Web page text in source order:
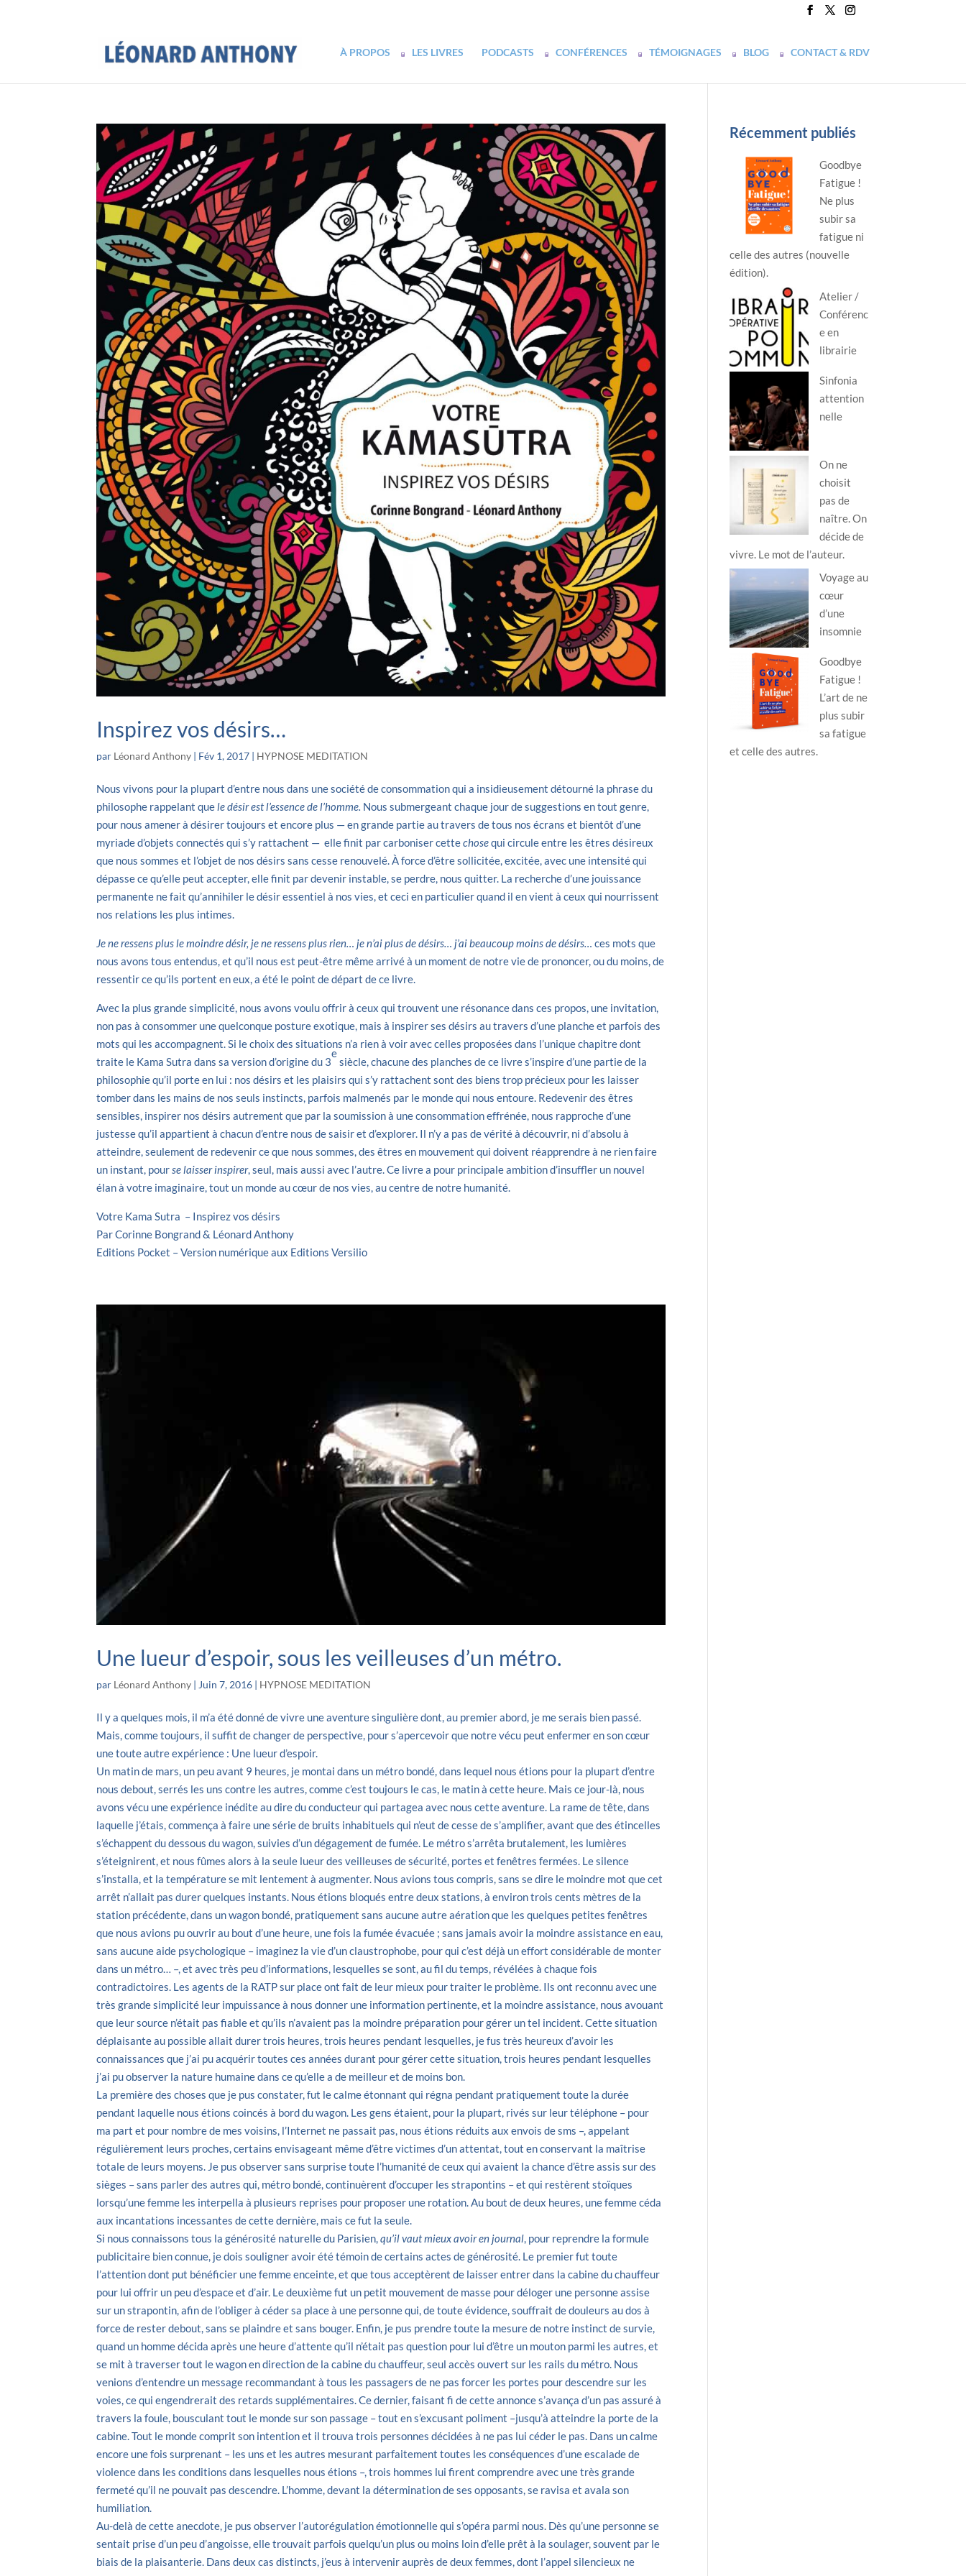
À PROPOS LES LIVRES PODCASTS CONFÉRENCES TÉMOIGNAGES BLOG CONTACT & RDV
Inspirez vos désirs…
par Léonard Anthony | Fév 1, 2017 | HYPNOSE MEDITATION
Nous vivons pour la plupart d’entre nous dans une société de consommation qui a insidieusement détourné la phrase du
philosophe rappelant quele désir est l’essence de l’homme. Nous submergeant chaque jour de suggestions en tout genre,
pour nous amener à désirer toujours et encore plus — en grande partie au travers de tous nos écrans et bientôt d’une
myriade d’objets connectés qui s’y rattachent — elle finit par carboniser cettechosequi circule entre les êtres désireux
que nous sommes et l’objet de nos désirs sans cesse renouvelé. À force d’être sollicitée, excitée, avec une intensité qui
dépasse ce qu’elle peut accepter, elle finit par devenir instable, se perdre, nous quitter. La recherche d’une jouissance
permanente ne fait qu’annihiler le désir essentiel à nos vies, et ceci en particulier quand il en vient à ceux qui nourrissent
nos relations les plus intimes.
Je ne ressens plus le moindre désir, je ne ressens plus rien… je n’ai plus de désirs… j’ai beaucoup moins de désirs… ces mots que
nous avons tous entendus, et qu’il nous est peut-être même arrivé à un moment de notre vie de prononcer, ou du moins, de
ressentir ce qu’ils portent en eux, a été le point de départ de ce livre.
Avec la plus grande simplicité, nous avons voulu offrir à ceux qui trouvent une résonance dans ces propos, une invitation,
non pas à consommer une quelconque posture exotique, mais à inspirer ses désirs au travers d’une planche et parfois des
mots qui les accompagnent. Si le choix des situations n’a rien à voir avec celles proposées dans l’unique chapitre dont
traite le Kama Sutra dans sa version d’origine du 3
e
siècle, chacune des planches de ce livre s’inspire d’une partie de la
philosophie qu’il porte en lui : nos désirs et les plaisirs qui s’y rattachent sont des biens trop précieux pour les laisser
tomber dans les mains de nos seuls instincts, parfois malmenés par le monde qui nous entoure. Redevenir des êtres
sensibles, inspirer nos désirs autrement que par la soumission à une consommation effrénée, nous rapproche d’une
justesse qu’il appartient à chacun d’entre nous de saisir et d’explorer. Il n’y a pas de vérité à découvrir, ni d’absolu à
atteindre, seulement de redevenir ce que nous sommes, des êtres en mouvement qui doivent réapprendre à ne rien faire
un instant, pourse laisser inspirer, seul, mais aussi avec l’autre. Ce livre a pour principale ambition d’insuffler un nouvel
élan à votre imaginaire, tout un monde au cœur de nos vies, au centre de notre humanité.
Votre Kama Sutra – Inspirez vos désirs
Par Corinne Bongrand & Léonard Anthony
Editions Pocket – Version numérique aux Editions Versilio
Une lueur d’espoir, sous les veilleuses d’un métro.
par Léonard Anthony | Juin 7, 2016 | HYPNOSE MEDITATION
Il y a quelques mois, il m’a été donné de vivre une aventure singulière dont, au premier abord, je me serais bien passé.
Mais, comme toujours, il suffit de changer de perspective, pour s’apercevoir que notre vécu peut enfermer en son cœur
une toute autre expérience : Une lueur d’espoir.
Un matin de mars, un peu avant 9 heures, je montai dans un métro bondé, dans lequel nous étions pour la plupart d’entre
nous debout, serrés les uns contre les autres, comme c’est toujours le cas, le matin à cette heure. Mais ce jour-là, nous
avons vécu une expérience inédite au dire du conducteur qui partagea avec nous cette aventure. La rame de tête, dans
laquelle j’étais, commença à faire une série de bruits inhabituels qui n’eut de cesse de s’amplifier, avant que des étincelles
s’échappent du dessous du wagon, suivies d’un dégagement de fumée. Le métro s’arrêta brutalement, les lumières
s’éteignirent, et nous fûmes alors à la seule lueur des veilleuses de sécurité, portes et fenêtres fermées. Le silence
s’installa, et la température se mit lentement à augmenter. Nous avions tous compris, sans se dire le moindre mot que cet
arrêt n’allait pas durer quelques instants. Nous étions bloqués entre deux stations, à environ trois cents mètres de la
station précédente, dans un wagon bondé, pratiquement sans aucune autre aération que les quelques petites fenêtres
que nous avions pu ouvrir au bout d’une heure, une fois la fumée évacuée ; sans jamais avoir la moindre assistance en eau,
sans aucune aide psychologique – imaginez la vie d’un claustrophobe, pour qui c’est déjà un effort considérable de monter
dans un métro… –, et avec très peu d’informations, lesquelles se sont, au fil du temps, révélées à chaque fois
contradictoires. Les agents de la RATPsur place ont fait de leur mieux pour traiter le problème. Ils ont reconnu avec une
très grande simplicité leur impuissance à nous donner une information pertinente, et la moindre assistance, nous avouant
que leur source n’était pas fiable et qu’ils n’avaient pas la moindre préparation pour gérer un tel incident. Cette situation
déplaisante au possible allait durer trois heures, trois heures pendant lesquelles, je fus très heureux d’avoir les
connaissances que j’ai pu acquérir toutes ces années durant pour gérer cette situation, trois heures pendant lesquelles
j’ai pu observer la nature humaine dans ce qu’elle a de meilleur et de moins bon.
La première des choses que je pus constater, fut le calme étonnant qui régna pendant pratiquement toute la durée
pendant laquelle nous étions coincés à bord du wagon. Les gens étaient, pour la plupart, rivés sur leur téléphone – pour
ma part et pour nombre de mes voisins, l’Internet ne passait pas, nous étions réduits aux envois de sms –, appelant
régulièrement leurs proches, certains envisageant même d’être victimes d’un attentat, tout en conservant la maîtrise
totale de leurs moyens. Je pus observer sans surprise toute l’humanité de ceux qui avaient la chance d’être assis sur des
sièges – sans parler des autres qui, métro bondé, continuèrent d’occuper les strapontins – et qui restèrent stoïques
lorsqu’une femme les interpella à plusieurs reprises pour proposer une rotation. Au bout de deux heures, une femme céda
aux incantations incessantes de cette dernière, mais ce fut la seule.
Si nous connaissons tous la générosité naturelle du Parisien,qu’il vaut mieux avoir en journal , pour reprendre la formule
publicitaire bien connue, je dois souligner avoir été témoin de certains actes de générosité. Le premier fut toute
l’attention dont put bénéficier une femme enceinte, et que tous acceptèrent de laisser entrer dans la cabine du chauffeur
pour lui offrir un peu d’espace et d’air. Le deuxième fut un petit mouvement de masse pour déloger une personne assise
sur un strapontin, afin de l’obliger à céder sa place à une personne qui, de toute évidence, souffrait de douleurs au dos à
force de rester debout, sans se plaindre et sans bouger. Enfin, je pus prendre toute la mesure de notre instinct de survie,
quand un homme décida après une heure d’attente qu’il n’était pas question pour lui d’être un mouton parmi les autres, et
se mit à traverser tout le wagon en direction de la cabine du chauffeur, seul accès ouvert sur les rails du métro. Nous
venions d’entendre un message recommandant à tous les passagers de ne pas forcer les portes pour descendre sur les
voies, ce qui engendrerait des retards supplémentaires. Ce dernier, faisant fi de cette annonce s’avança d’un pas assuré à
travers la foule, bousculant tout le monde sur son passage – tout en s’excusant poliment –jusqu’à atteindre la porte de la
cabine. Tout le monde comprit son intention et il trouva trois personnes décidées à ne pas lui céder le pas. Dans un calme
encore une fois surprenant – les uns et les autres mesurant parfaitement toutes les conséquences d’une escalade de
violence dans les conditions dans lesquelles nous étions –, trois hommes lui firent comprendre avec une très grande
fermeté qu’il ne pouvait pas descendre. L’homme, devant la détermination de ses opposants, se ravisa et avala son
humiliation.
Au-delà de cette anecdote, je pus observer l’autorégulation émotionnelle qui s’opéra parmi nous. Dès qu’une personne se
sentait prise d’un peu d’angoisse, elle trouvait parfois quelqu’un plus ou moins loin d’elle prêt à la soulager, souvent par le
biais de la plaisanterie. Dans deux cas distincts, j’eus à intervenir auprès de deux femmes, dont l’appel silencieux ne
Récemment publiés
Goodbye
Fatigue !
Ne plus
subir sa
fatigue ni
celle des autres (nouvelle
édition).
Atelier /
Conférenc
e en
librairie
Sinfonia
attention
nelle
On ne
choisit
pas de
naître. On
décide de
vivre. Le mot de l’auteur.
Voyage au
cœur
d’une
insomnie
Goodbye
Fatigue !
L’art de ne
plus subir
sa fatigue
et celle des autres.